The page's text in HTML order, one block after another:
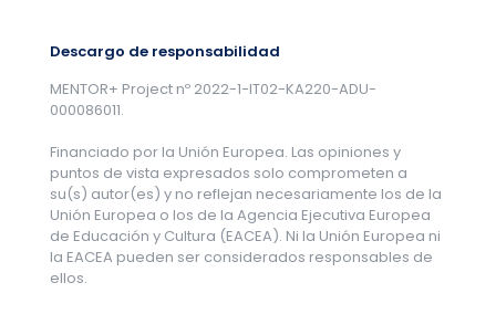
Descargo de responsabilidad
MENTOR+ Project nº 2022-1-IT02-KA220-ADU-
000086011.
Financiado por la Unión Europea. Las opiniones y
puntos de vista expresados solo comprometen a
su(s) autor(es) y no reflejan necesariamente los de la
Unión Europea o los de la Agencia Ejecutiva Europea
de Educación y Cultura (EACEA). Ni la Unión Europea ni
la EACEA pueden ser considerados responsables de
ellos.